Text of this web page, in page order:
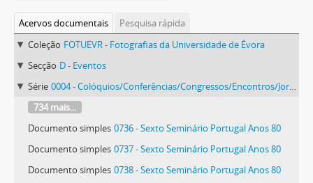
Acervos documentais
Pesquisa rápida
Coleção FOTUEVR - Fotografias da Universidade de Évora
Secção D - Eventos
Série 0004 - Colóquios/Conferências/Congressos/Encontros/Jornadas/Seminários/Simpósios
734 mais...
Documento simples 0736 - Sexto Seminário Portugal Anos 80
Documento simples 0737 - Sexto Seminário Portugal Anos 80
Documento simples 0738 - Sexto Seminário Portugal Anos 80